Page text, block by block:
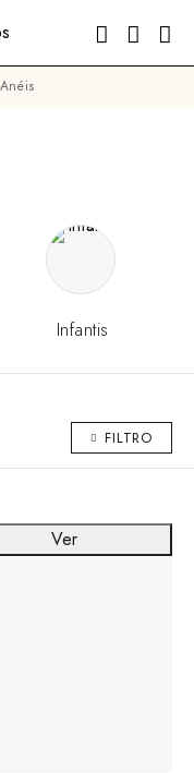
Anéis
Infantis
FILTRO
Ver